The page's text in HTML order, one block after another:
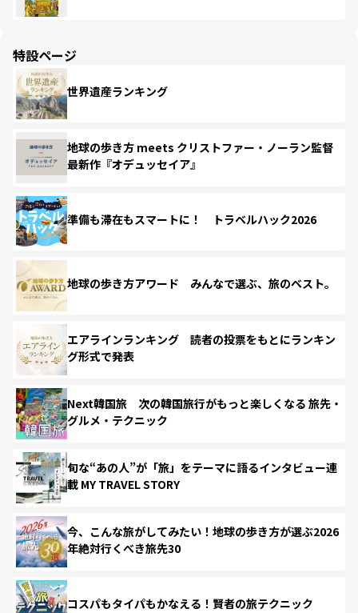
特設ページ
世界遺産ランキング
地球の歩き方 meets クリストファー・ノーラン監督
最新作『オデュッセイア』
準備も滞在もスマートに！ トラベルハック2026
地球の歩き方アワード みんなで選ぶ、旅のベスト。
エアラインランキング 読者の投票をもとにランキン
グ形式で発表
Next韓国旅 次の韓国旅行がもっと楽しくなる 旅先・
グルメ・テクニック
旬な“あの人”が「旅」をテーマに語るインタビュー連
載 MY TRAVEL STORY
今、こんな旅がしてみたい！地球の歩き方が選ぶ2026
年絶対行くべき旅先30
コスパもタイパもかなえる！賢者の旅テクニック